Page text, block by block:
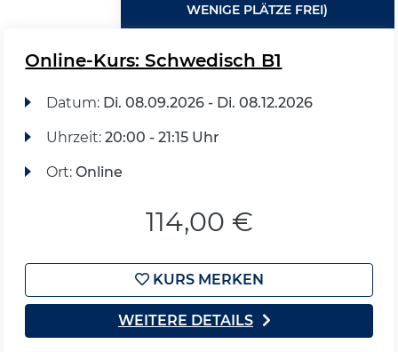
WENIGE PLÄTZE FREI)
Online-Kurs: Schwedisch B1
Datum: Di. 08.09.2026 - Di. 08.12.2026
Uhrzeit: 20:00 - 21:15 Uhr
Ort: Online
114,00 €
KURS MERKEN
WEITERE DETAILS